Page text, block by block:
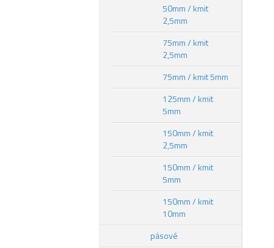
50mm / kmit
2,5mm
75mm / kmit
2,5mm
75mm / kmit 5mm
125mm / kmit
5mm
150mm / kmit
2,5mm
150mm / kmit
5mm
150mm / kmit
10mm
pásové